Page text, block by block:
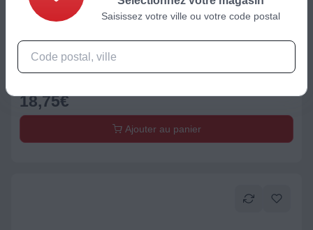
Moulin à poivre ou sel COLE & MASON sel et poivre Kenton
Romarin
18,75€
Ajouter au panier
Saisissez votre ville ou votre code postal